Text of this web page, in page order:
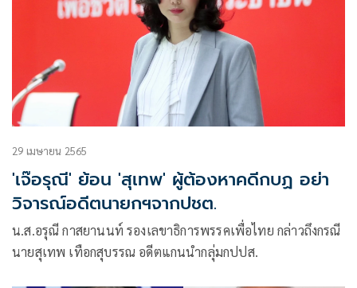
29 เมษายน 2565
'เจ๊อรุณี' ย้อน 'สุเทพ' ผู้ต้องหาคดีกบฏ อย่า
วิจารณ์อดีตนายกฯจากปชต.
น.ส.อรุณี กาสยานนท์ รองเลขาธิการพรรคเพื่อไทย กล่าวถึงกรณี
นายสุเทพ เทือกสุบรรณ อดีตแกนนำกลุ่มกปปส.